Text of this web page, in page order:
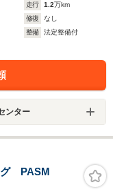
走行 1.2万km
修復
なし
整備
法定整備付
ンター
グ PASM